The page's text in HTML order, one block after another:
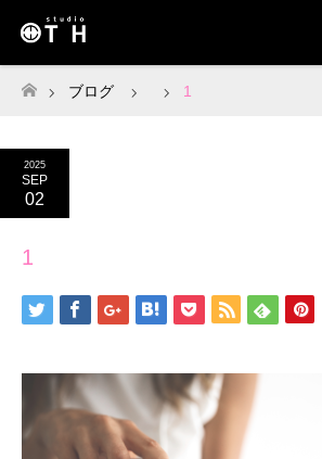
ホーム
ブログ 1
2025
SEP
02
1